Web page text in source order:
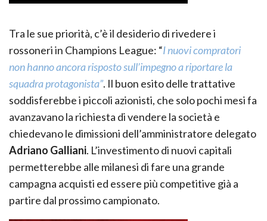
Tra le sue priorità, c’è il desiderio di rivedere i
rossoneri in Champions League: “I nuovi compratori
non hanno ancora risposto sull’impegno a riportare la
squadra protagonista”. Il buon esito delle trattative
soddisferebbe i piccoli azionisti, che solo pochi mesi fa
avanzavano la richiesta di vendere la società e
chiedevano le dimissioni dell’amministratore delegato
Adriano Galliani. L’investimento di nuovi capitali
permetterebbe alle milanesi di fare una grande
campagna acquisti ed essere più competitive già a
partire dal prossimo campionato.